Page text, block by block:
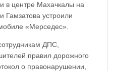
в центре Махачкалы на
Гамзатова устроили
«Мерседес».
ДПС,
правил дорожного
о правонарушении,